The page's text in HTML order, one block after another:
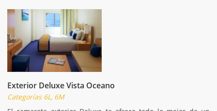
Exterior Deluxe Vista Oceano
Categorías 6L, 6M